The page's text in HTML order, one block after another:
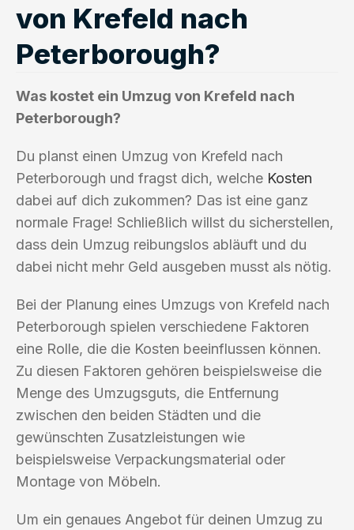
von Krefeld nach
Peterborough?
Was kostet ein Umzug von Krefeld nach
Peterborough?
Du planst einen Umzug von Krefeld nach
Peterborough und fragst dich, welche Kosten
dabei auf dich zukommen? Das ist eine ganz
normale Frage! Schließlich willst du sicherstellen,
dass dein Umzug reibungslos abläuft und du
dabei nicht mehr Geld ausgeben musst als nötig.
Bei der Planung eines Umzugs von Krefeld nach
Peterborough spielen verschiedene Faktoren
eine Rolle, die die Kosten beeinflussen können.
Zu diesen Faktoren gehören beispielsweise die
Menge des Umzugsguts, die Entfernung
zwischen den beiden Städten und die
gewünschten Zusatzleistungen wie
beispielsweise Verpackungsmaterial oder
Montage von Möbeln.
Um ein genaues Angebot für deinen Umzug zu